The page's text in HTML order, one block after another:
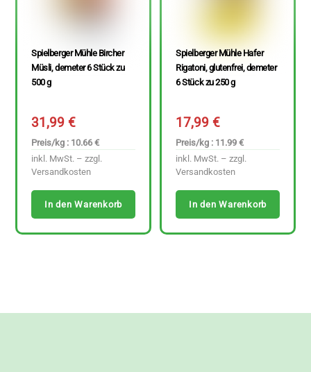
Spielberger Mühle Bircher
Müsli, demeter 6 Stück zu
500 g
31,99€
Preis/kg : 10.66 €
inkl. MwSt. – zzgl.
Versandkosten
In den Warenkorb
Spielberger Mühle Hafer
Rigatoni, glutenfrei, demeter
6 Stück zu 250 g
17,99€
Preis/kg : 11.99 €
inkl. MwSt. – zzgl.
Versandkosten
In den Warenkorb